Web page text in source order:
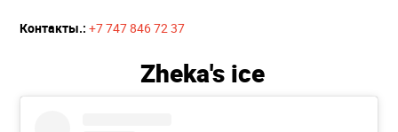
Контакты.: +7 747 846 72 37
Zheka's ice